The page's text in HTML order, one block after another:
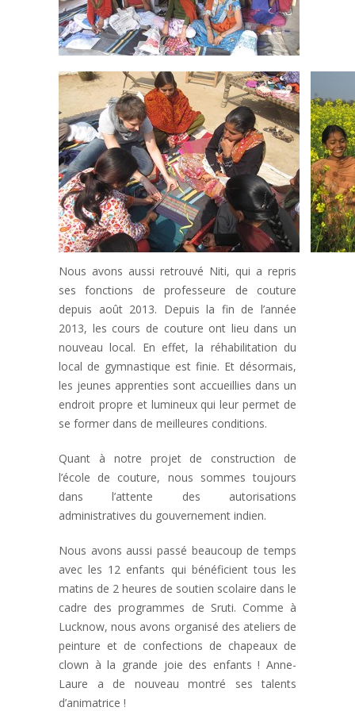
Nous avons aussi retrouvé Niti, qui a repris
ses fonctions de professeure de couture
depuis août 2013. Depuis la fin de l’année
2013, les cours de couture ont lieu dans un
nouveau local. En effet, la réhabilitation du
local de gymnastique est finie. Et désormais,
les jeunes apprenties sont accueillies dans un
endroit propre et lumineux qui leur permet de
se former dans de meilleures conditions.
Quant à notre projet de construction de
l’école de couture, nous sommes toujours
dans l’attente des autorisations
administratives du gouvernement indien.
Nous avons aussi passé beaucoup de temps
avec les 12 enfants qui bénéficient tous les
matins de 2 heures de soutien scolaire dans le
cadre des programmes de Sruti. Comme à
Lucknow, nous avons organisé des ateliers de
peinture et de confections de chapeaux de
clown à la grande joie des enfants ! Anne-
Laure a de nouveau montré ses talents
d’animatrice !